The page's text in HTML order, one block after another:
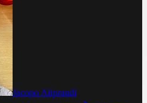
Jacopo Aliprandi